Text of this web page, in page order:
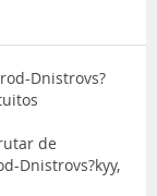
Dnistrovs?
de
Dnistrovs?kyy,